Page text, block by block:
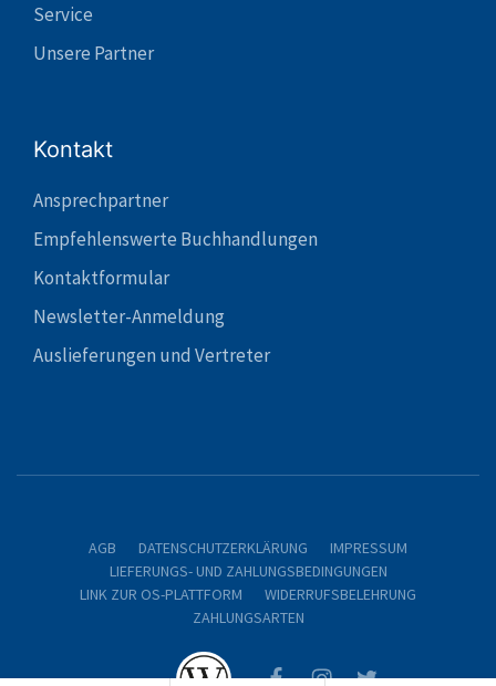
Service
Unsere Partner
Kontakt
Ansprechpartner
Empfehlenswerte Buchhandlungen
Kontaktformular
Newsletter-Anmeldung
Auslieferungen und Vertreter
AGB DATENSCHUTZERKLÄRUNG
IMPRESSUM
LIEFERUNGS- UND ZAHLUNGSBEDINGUNGEN
LINK ZUR OS-PLATTFORM
WIDERRUFSBELEHRUNG
ZAHLUNGSARTEN